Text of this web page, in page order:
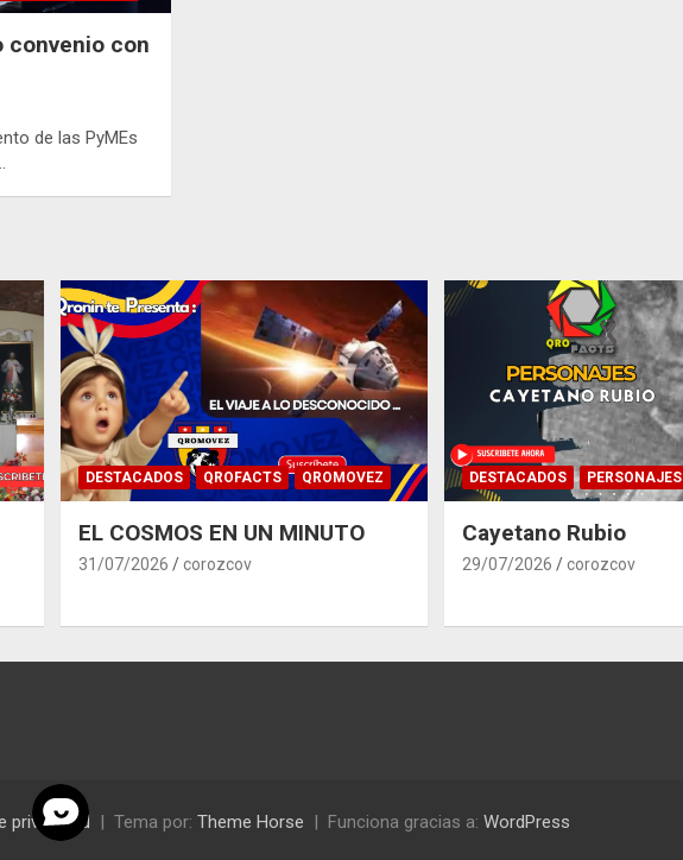
convenio con
de las PyMEs
DESTACADOS QROFACTS QROMOVEZ
EL COSMOS EN UN MINUTO
31/07/2026 corozcov
DESTACADOS PERSONAJES
Cayetano Rubio
29/07/2026 corozcov
privacidad Tema por: Theme Horse Funciona gracias a: WordPress